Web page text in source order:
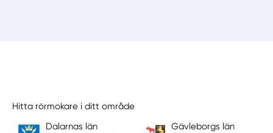
Hitta rörmokare i ditt område
Dalarnas län
Gävleborgs län